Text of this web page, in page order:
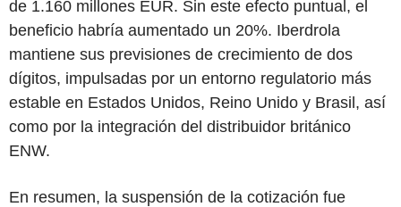
de 1.160 millones EUR. Sin este efecto puntual, el
beneficio habría aumentado un 20%. Iberdrola
mantiene sus previsiones de crecimiento de dos
dígitos, impulsadas por un entorno regulatorio más
estable en Estados Unidos, Reino Unido y Brasil, así
como por la integración del distribuidor británico
ENW.
En resumen, la suspensión de la cotización fue